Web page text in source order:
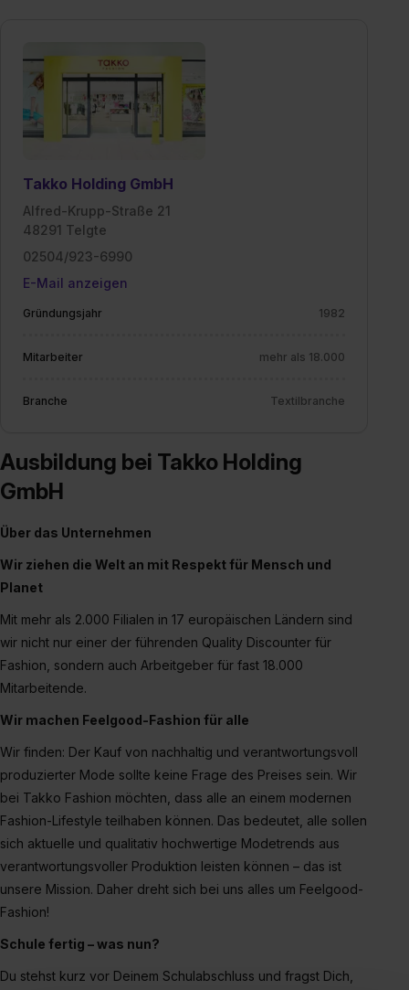
Takko Holding GmbH
Alfred-Krupp-Straße 21
48291 Telgte
02504/923-6990
E-Mail anzeigen
Gründungsjahr 1982
Mitarbeiter mehr als 18.000
Branche Textilbranche
Ausbildung bei Takko Holding
GmbH
Über das Unternehmen
Wir ziehen die Welt an mit Respekt für Mensch und
Planet
Mit mehr als 2.000 Filialen in 17 europäischen Ländern sind
wir nicht nur einer der führenden Quality Discounter für
Fashion, sondern auch Arbeitgeber für fast 18.000
Mitarbeitende.
Wir machen Feelgood-Fashion für alle
Wir finden: Der Kauf von nachhaltig und verantwortungsvoll
produzierter Mode sollte keine Frage des Preises sein. Wir
bei Takko Fashion möchten, dass alle an einem modernen
Fashion-Lifestyle teilhaben können. Das bedeutet, alle sollen
sich aktuelle und qualitativ hochwertige Modetrends aus
verantwortungsvoller Produktion leisten können – das ist
unsere Mission. Daher dreht sich bei uns alles um Feelgood-
Fashion!
Schule fertig – was nun?
Du stehst kurz vor Deinem Schulabschluss und fragst Dich,